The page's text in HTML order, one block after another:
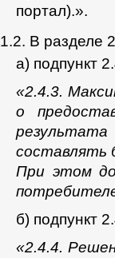
портал).».
1.2. В разделе
а) подпункт
«2.4.3.
о
результата
составлять
При этом
б) подпункт
«2.4.4.